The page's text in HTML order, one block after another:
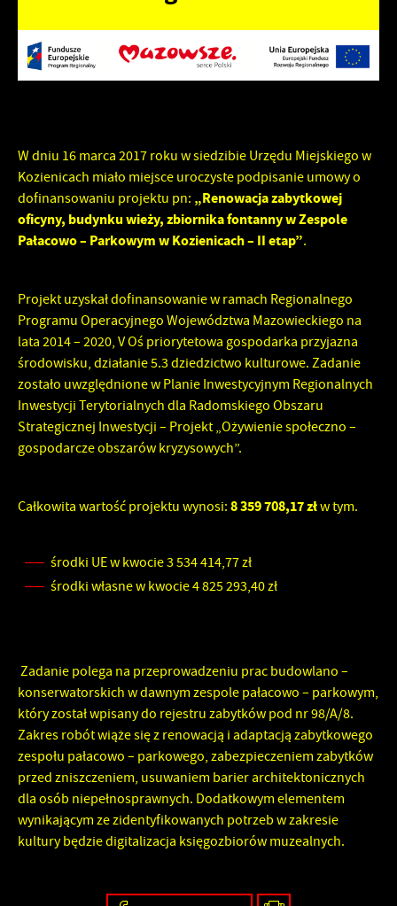
W dniu 16 marca 2017 roku w siedzibie Urzędu Miejskiego w
Kozienicach miało miejsce uroczyste podpisanie umowy o
dofinansowaniu projektu pn: „Renowacja zabytkowej
oficyny, budynku wieży, zbiornika fontanny w Zespole
Pałacowo – Parkowym w Kozienicach – II etap”.
Projekt uzyskał dofinansowanie w ramach Regionalnego
Programu Operacyjnego Województwa Mazowieckiego na
lata 2014 – 2020, V Oś priorytetowa gospodarka przyjazna
środowisku, działanie 5.3 dziedzictwo kulturowe. Zadanie
zostało uwzględnione w Planie Inwestycyjnym Regionalnych
Inwestycji Terytorialnych dla Radomskiego Obszaru
Strategicznej Inwestycji – Projekt „Ożywienie społeczno –
gospodarcze obszarów kryzysowych”.
Całkowita wartość projektu wynosi: 8 359 708,17 złw tym.
środki UE w kwocie 3 534 414,77 zł
środki własne w kwocie 4 825 293,40 zł
Zadanie polega na przeprowadzeniu prac budowlano –
konserwatorskich w dawnym zespole pałacowo – parkowym,
który został wpisany do rejestru zabytków pod nr 98/A/8.
Zakres robót wiąże się z renowacją i adaptacją zabytkowego
zespołu pałacowo – parkowego, zabezpieczeniem zabytków
przed zniszczeniem, usuwaniem barier architektonicznych
dla osób niepełnosprawnych. Dodatkowym elementem
wynikającym ze zidentyfikowanych potrzeb w zakresie
kultury będzie digitalizacja księgozbiorów muzealnych.
Zapoznaj się z POLITYKĄ PRYWATNOŚCI I PLIKÓW COOKIES.
personalizację określonych funkcjonalności czy prezentowanych
treści.
jej do Twoich indywidualnych preferencji. Wyrażenie zgody na
funkcjonalne i personalizacyjne pliki cookies gwarantuje
dostępność większej ilości funkcji na stronie.
Analityczne
Analityczne pliki cookies pomagają nam rozwijać się i
dostosowywać do Twoich potrzeb.
wykorzystywania witryny internetowej, miejsca oraz częstotliwości,
z jaką odwiedzane są nasze serwisy www. Dane pozwalają nam na
ocenę naszych serwisów internetowych pod względem ich
popularności wśród użytkowników. Zgromadzone informacje są
przetwarzane w formie zanonimizowanej. Wyrażenie zgody na
analityczne pliki cookies gwarantuje dostępność wszystkich
funkcjonalności.
Reklamowe
Dzięki reklamowym plikom cookies prezentujemy Ci najciekawsze
informacje i aktualności na stronach naszych partnerów.
Promocyjne pliki cookies służą do prezentowania Ci naszych
komunikatów na podstawie analizy Twoich upodobań oraz Twoich
firm będących naszymi partnerami oraz innych dostawców usług.
Firmy te działają w charakterze pośredników prezentujących nasze
społecznościowych.
Więcej